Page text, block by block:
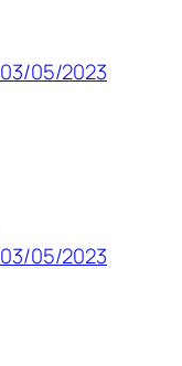
03/05/2023
03/05/2023